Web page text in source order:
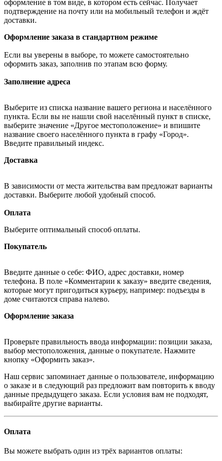
оформление в том виде, в котором есть сейчас. Получает
подтверждение на почту или на мобильный телефон и ждёт
доставки.
Оформление заказа в стандартном режиме
Если вы уверены в выборе, то можете самостоятельно
оформить заказ, заполнив по этапам всю форму.
Заполнение адреса
Выберите из списка название вашего региона и населённого
пункта. Если вы не нашли свой населённый пункт в списке,
выберите значение «Другое местоположение» и впишите
название своего населённого пункта в графу «Город».
Введите правильный индекс.
Доставка
В зависимости от места жительства вам предложат варианты
доставки. Выберите любой удобный способ.
Оплата
Выберите оптимальный способ оплаты.
Покупатель
Введите данные о себе: ФИО, адрес доставки, номер
телефона. В поле «Комментарии к заказу» введите сведения,
которые могут пригодиться курьеру, например: подъезды в
доме считаются справа налево.
Оформление заказа
Проверьте правильность ввода информации: позиции заказа,
выбор местоположения, данные о покупателе. Нажмите
кнопку «Оформить заказ».
Наш сервис запоминает данные о пользователе, информацию
о заказе и в следующий раз предложит вам повторить к вводу
данные предыдущего заказа. Если условия вам не подходят,
выбирайте другие варианты.
Оплата
Вы можете выбрать один из трёх вариантов оплаты: